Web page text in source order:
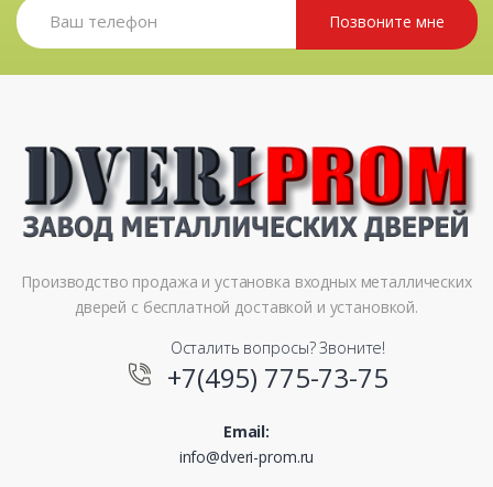
Позвоните мне
Производство продажа и установка входных металлических
дверей с бесплатной доставкой и установкой.
Осталить вопросы? Звоните!
+7(495) 775-73-75
Email:
info@dveri-prom.ru